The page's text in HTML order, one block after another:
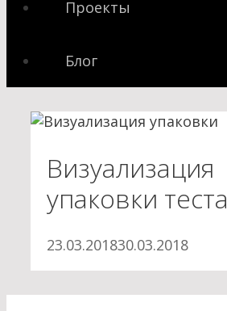
Проекты
Блог
Визуализация
упаковки теста
23.03.201830.03.2018